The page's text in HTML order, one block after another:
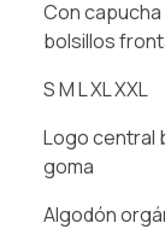
Con
bolsillos
S M L XL XXL
Logo central
goma
Algodón